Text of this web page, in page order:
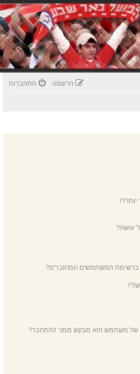
התחברות הרשמה
עושה?
ברשימת המשתמשים המחוברים?
של משתמש הוא מבקש ממני להתחבר?